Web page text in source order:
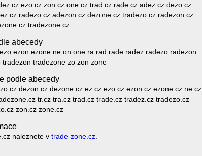
ezo.cz zon.cz one.cz trad.cz rade.cz adez.cz dezo.cz
radezo.cz adezon.cz dezone.cz tradezo.cz radezon.cz
tradezone.cz
abecedy
ezon ezone ne on one ra rad rade radez radezo radezon
tradezone zo zon zone
podle abecedy
dezon.cz dezone.cz ez.cz ezo.cz ezon.cz ezone.cz ne.cz
tr.cz tra.cz trad.cz trade.cz tradez.cz tradezo.cz
zon.cz zone.cz
naleznete v trade-zone.cz